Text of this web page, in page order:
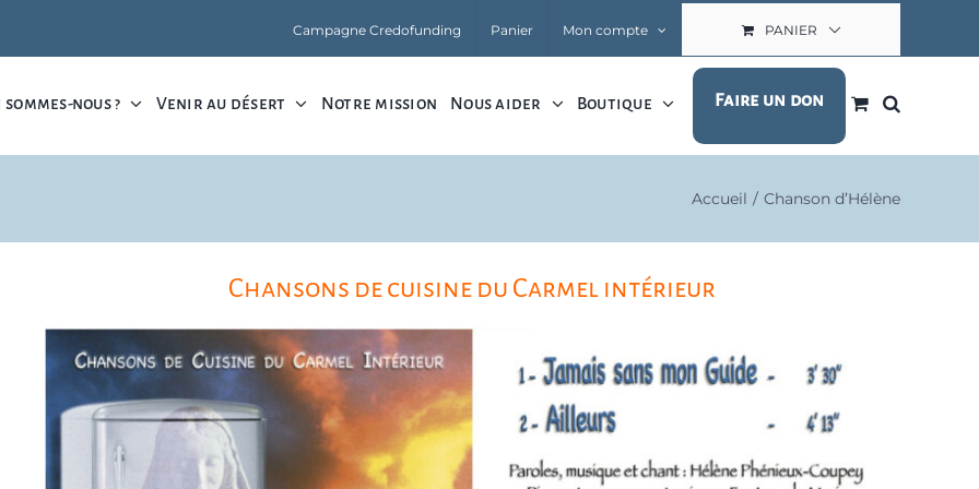
Campagne Credofunding Panier Mon compte PANIER
sommes-nous ? Venir au désert Notre mission Nous aider Boutique Faire un don
Accueil Chanson d’Hélène
Chansons de cuisine du Carmel intérieur